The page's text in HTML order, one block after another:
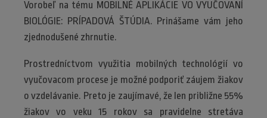
Vorobeľ na tému MOBILNÉ APLIKÁCIE VO VYUČOVANÍ
BIOLÓGIE: PRÍPADOVÁ ŠTÚDIA. Prinášame vám jeho
zjednodušené zhrnutie.
Prostredníctvom využitia mobilných technológií vo
vyučovacom procese je možné podporiť záujem žiakov
o vzdelávanie. Preto je zaujímavé, že len približne 55%
žiakov vo veku 15 rokov sa pravidelne stretáva